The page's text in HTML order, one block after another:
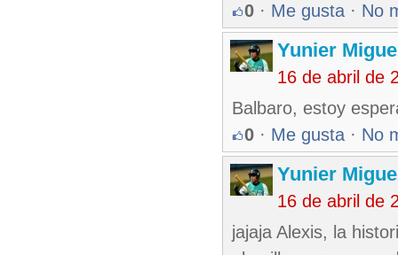
0 · Me gusta · No
Yunier
16 de abril de
Balbaro, estoy
0 · Me gusta · No
Yunier
16 de abril de
jajaja Alexis, la